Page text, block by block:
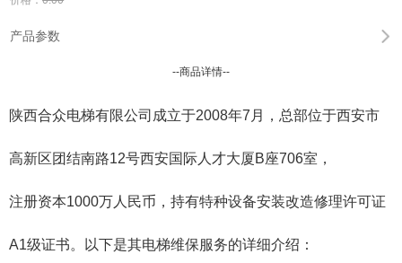
产品参数
--商品详情--
陕西合众电梯有限公司成立于2008年7月，总部位于西安市
高新区团结南路12号西安国际人才大厦B座706室，
注册资本1000万人民币，持有特种设备安装改造修理许可证
A1级证书。以下是其电梯维保服务的详细介绍：